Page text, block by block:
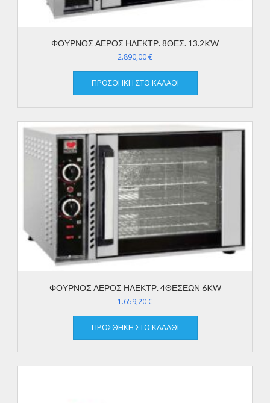
ΦΟΥΡΝΟΣ ΑΕΡΟΣ ΗΛΕΚΤΡ. 8ΘΕΣ. 13.2KW
2.890,00€
ΠΡΟΣΘΉΚΗ ΣΤΟ ΚΑΛΆΘΙ
ΦΟΥΡΝΟΣ ΑΕΡΟΣ ΗΛΕΚΤΡ. 4ΘΕΣΕΩΝ 6KW
1.659,20€
ΠΡΟΣΘΉΚΗ ΣΤΟ ΚΑΛΆΘΙ